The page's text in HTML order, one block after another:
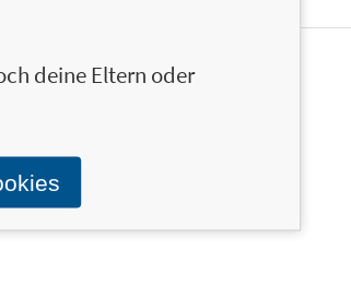
informiert werden.
der Münchner Verlagsgruppe.
deine Eltern oder